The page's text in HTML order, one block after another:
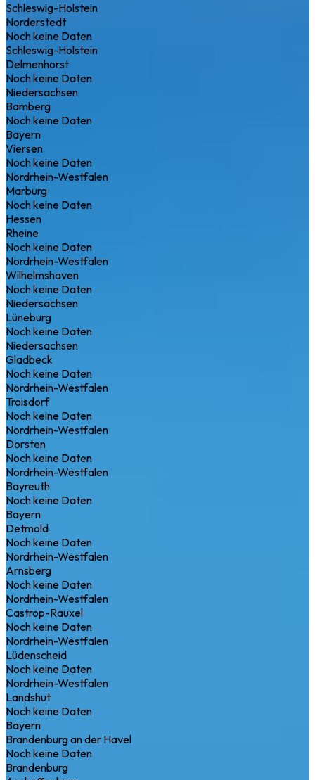
Schleswig-Holstein
Norderstedt
Noch keine Daten
Schleswig-Holstein
Delmenhorst
Noch keine Daten
Niedersachsen
Bamberg
Noch keine Daten
Bayern
Viersen
Noch keine Daten
Nordrhein-Westfalen
Marburg
Noch keine Daten
Hessen
Rheine
Noch keine Daten
Nordrhein-Westfalen
Wilhelmshaven
Noch keine Daten
Niedersachsen
Lüneburg
Noch keine Daten
Niedersachsen
Gladbeck
Noch keine Daten
Nordrhein-Westfalen
Troisdorf
Noch keine Daten
Nordrhein-Westfalen
Dorsten
Noch keine Daten
Nordrhein-Westfalen
Bayreuth
Noch keine Daten
Bayern
Detmold
Noch keine Daten
Nordrhein-Westfalen
Arnsberg
Noch keine Daten
Nordrhein-Westfalen
Castrop-Rauxel
Noch keine Daten
Nordrhein-Westfalen
Lüdenscheid
Noch keine Daten
Nordrhein-Westfalen
Landshut
Noch keine Daten
Bayern
Brandenburg an der Havel
Noch keine Daten
Brandenburg